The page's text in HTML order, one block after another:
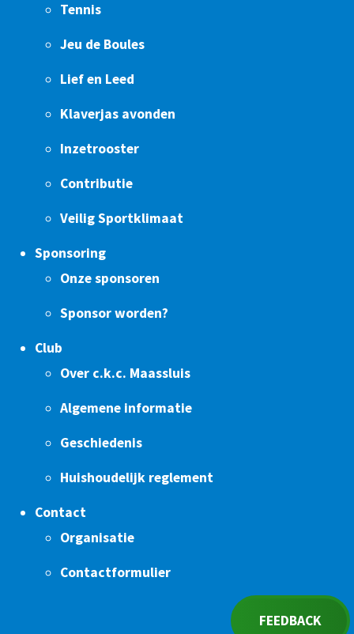
Tennis
Jeu de Boules
Lief en Leed
Klaverjas avonden
Inzetrooster
Contributie
Veilig Sportklimaat
Sponsoring
Onze sponsoren
Sponsor worden?
Club
Over c.k.c. Maassluis
Algemene informatie
Geschiedenis
Huishoudelijk reglement
Contact
Organisatie
Contactformulier
FEEDBACK